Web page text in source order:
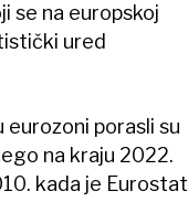
se na europskoj
ured
porasli su
na kraju 2022.
kada je Eurostat